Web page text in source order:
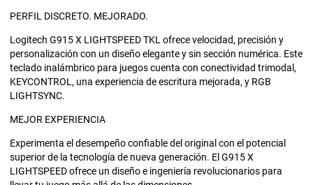
PERFIL DISCRETO. MEJORADO.
Logitech G915 X LIGHTSPEED TKL ofrece velocidad, precisión y
personalización con un diseño elegante y sin sección numérica. Este
teclado inalámbrico para juegos cuenta con conectividad trimodal,
KEYCONTROL, una experiencia de escritura mejorada, y RGB
LIGHTSYNC.
MEJOR EXPERIENCIA
Experimenta el desempeño confiable del original con el potencial
superior de la tecnología de nueva generación. El G915 X
LIGHTSPEED ofrece un diseño e ingeniería revolucionarios para